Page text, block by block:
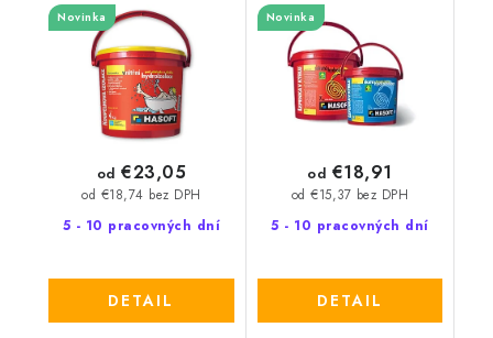
Novinka
5 - 10 pracovných dní
od €18,74 bez DPH
od €23,05
DETAIL
Novinka
5 - 10 pracovných dní
od €15,37 bez DPH
od €18,91
DETAIL